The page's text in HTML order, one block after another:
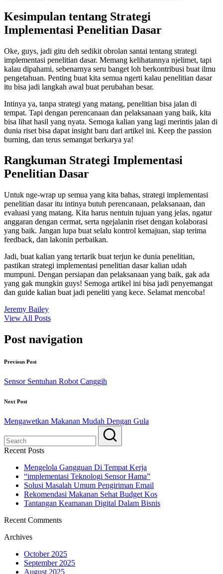
Kesimpulan tentang Strategi
Implementasi Penelitian Dasar
Oke, guys, jadi gitu deh sedikit obrolan santai tentang strategi
implementasi penelitian dasar. Memang kelihatannya njelimet, tapi
kalau dipahami, sebenarnya seru banget loh berkontribusi buat ilmu
pengetahuan. Penting buat kita semua ngerti kalau penelitian dasar
itu bisa jadi langkah awal buat perubahan besar.
Intinya ya, tanpa strategi yang matang, penelitian bisa jalan di
tempat. Tapi dengan perencanaan dan pelaksanaan yang baik, kita
bisa lihat hasil yang nyata. Semoga kalian yang lagi merintis jalan di
dunia riset bisa dapat insight baru dari artikel ini. Keep the passion
burning, dan terus semangat berkarya ya!
Rangkuman Strategi Implementasi
Penelitian Dasar
Untuk nge-wrap up semua yang kita bahas, strategi implementasi
penelitian dasar itu intinya butuh perencanaan, pelaksanaan, dan
evaluasi yang matang. Kita harus nentuin tujuan yang jelas, ngatur
anggaran dengan cermat, serta ngejalanin riset dengan kolaborasi
yang baik. Jangan lupa buat selalu kontrol kemajuan, siap terima
feedback, dan lakonin perbaikan.
Jadi, buat kalian yang tertarik buat terjun ke dunia penelitian,
pastikan strategi implementasi penelitian dasar kalian udah
mumpuni. Dengan persiapan dan pelaksanaan yang baik, gak ada
yang gak mungkin guys! Semoga artikel ini bisa jadi penyemangat
dan guide kalian buat jadi peneliti yang kece. Selamat mencoba!
Jeremy Bailey
View All Posts
Post navigation
Previous Post
Sensor Sentuhan Robot Canggih
Next Post
Mengawetkan Makanan Mudah Dengan Gula
Recent Posts
Mengelola Gangguan Di Tempat Kerja
“implementasi Teknologi Sensor Hama”
Solusi Masalah Umum Pengiriman Email
Rekomendasi Makanan Sehat Budget Kos
Tantangan Keamanan Digital Dalam Bisnis
Recent Comments
Archives
October 2025
September 2025
August 2025